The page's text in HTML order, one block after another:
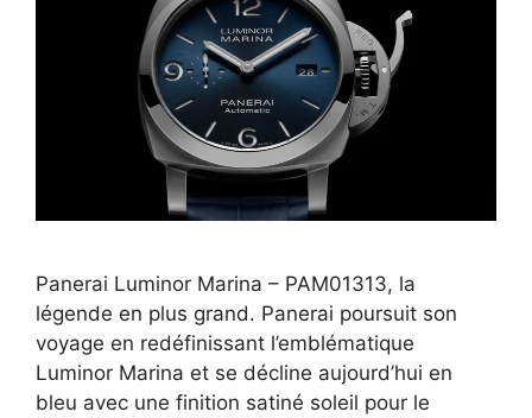
Panerai Luminor Marina – PAM01313, la
légende en plus grand. Panerai poursuit son
voyage en redéfinissant l’emblématique
Luminor Marina et se décline aujourd’hui en
bleu avec une finition satiné soleil pour le